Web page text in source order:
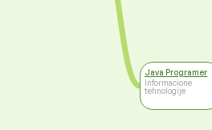
Java Programer
Informacione
tehnologije